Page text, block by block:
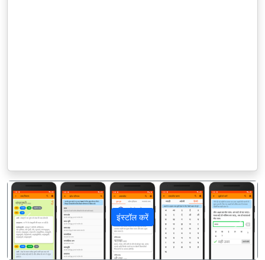
इंस्टॉल करें
पिछला अगला